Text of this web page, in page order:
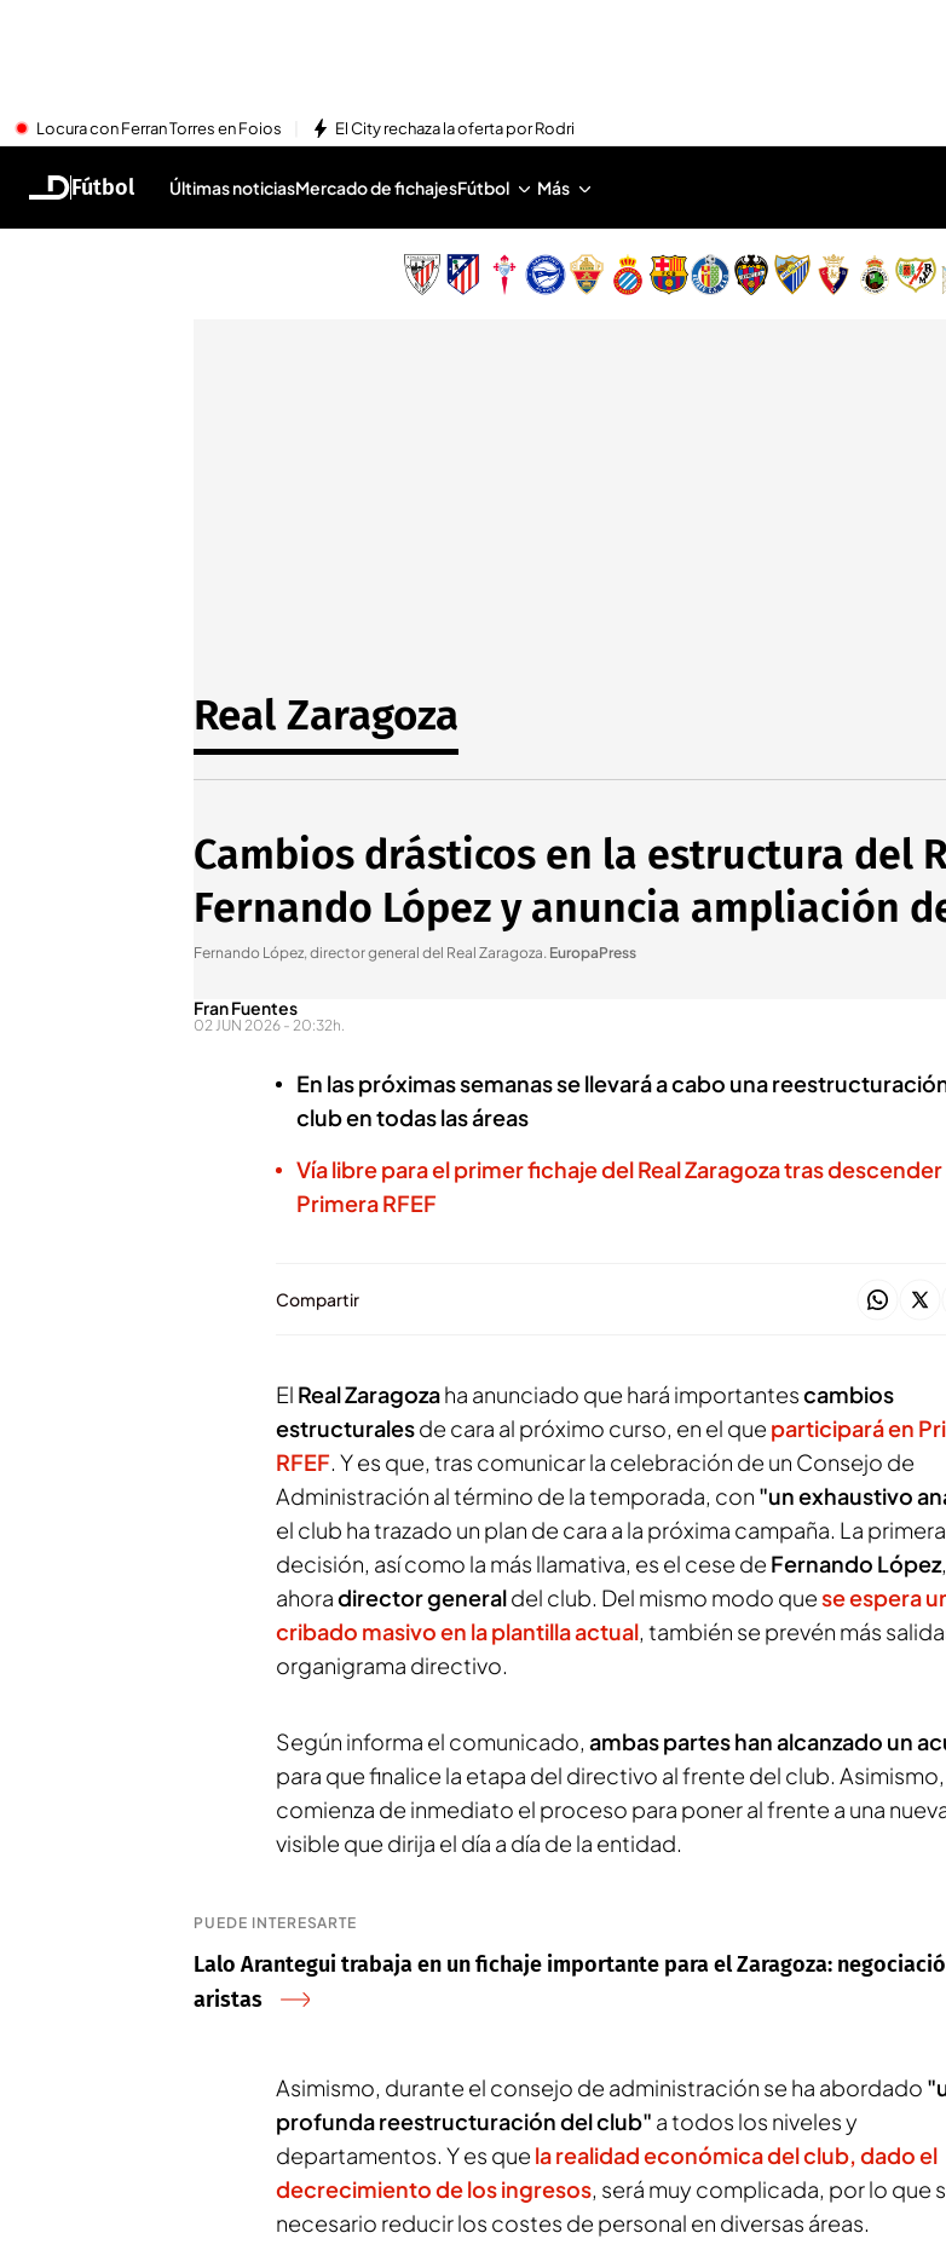
Locura con Ferran Torres en Foios El City rechaza la oferta por Rodri
Fútbol Últimas noticiasMercado de fichajesFútbol Más
Real Zaragoza
Cambios drásticos en la estructura del
Fernando López y anuncia ampliación
Fernando López, director general del Real Zaragoza. EuropaPress
Fran Fuentes
02 JUN 2026 - 20:32h.
En las próximas semanas se llevará a cabo una
club en todas las áreas
Vía libre para el primer fichaje del Real Zaragoza tras descender
Primera RFEF
Compartir
El Real Zaragozaha anunciado que hará importantescambios
estructuralesde cara al próximo curso, en el que participará en
RFEF. Y es que, tras comunicar la celebración de un Consejo de
Administración al término de la temporada, con "un exhaustivo
el club ha trazado un plan de cara a la próxima campaña. La primera
decisión, así como la más llamativa, es el cese de Fernando López
ahoradirector generaldel club. Del mismo modo quese espera
cribado masivo en la plantilla actual, también se prevén más
organigrama directivo.
Según informa el comunicado, ambas partes han alcanzado un
para que finalice la etapa del directivo al frente del club.
comienza de inmediato el proceso para poner al frente a una
visible que dirija el día a día de la entidad.
PUEDE INTERESARTE
Lalo Arantegui trabaja en un fichaje importante para el Zaragoza:
aristas
Asimismo, durante el consejo de administración se ha abordado
profunda reestructuración del club" a todos los niveles y
departamentos. Y es que la realidad económica del club, dado el
decrecimiento de los ingresos, será muy complicada, por lo que
necesario reducir los costes de personal en diversas áreas.